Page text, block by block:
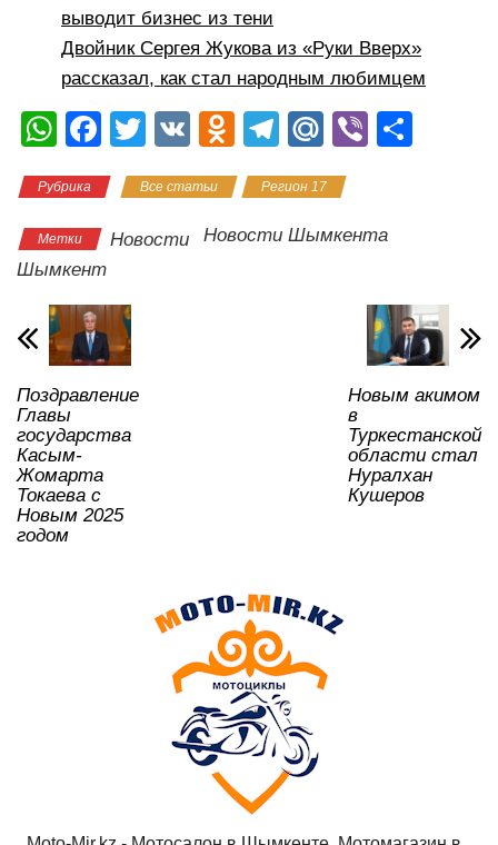
выводит бизнес из тени
Двойник Сергея Жукова из «Руки Вверх»
рассказал, как стал народным любимцем
W
at
s
A
p
p
F
c
e
b
o
o
k
T
tt
er
V
O
n
o
T
e
gr
M
.R
u
Vi
и
ть
Рубрика Все статьи Регион 17
Метки Новости
Новости Шымкента
Шымкент
Поздравление
Главы
государства
Касым-
Жомарта
Токаева с
Новым 2025
годом
Новым акимом
в
Туркестанской
области стал
Нуралхан
Кушеров